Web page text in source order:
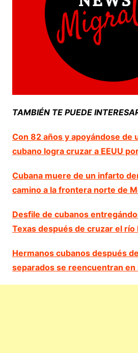
TAMBIÉN TE PUEDE
Con 82 años y apoyándose de
cubano logra cruzar a EEUU
Cubana muere de un infarto
camino a la frontera norte de
Desfile de cubanos
Texas después de cruzar el río
Hermanos cubanos después
separados se reencuentran en